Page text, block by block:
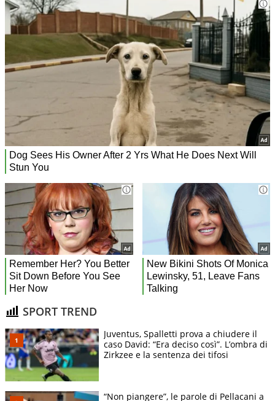
SPORT TREND
Juventus, Spalletti prova a chiudere il
caso David: “Era deciso così”. L’ombra di
Zirkzee e la sentenza dei tifosi
“Non piangere”, le parole di Pellacani a